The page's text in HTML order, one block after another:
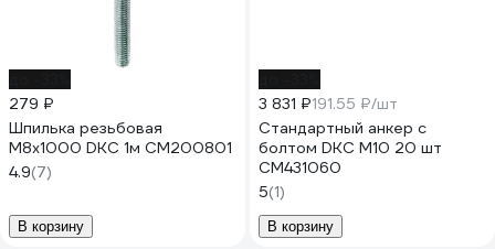
279 ₽
Шпилька резьбовая
М8х1000 DKC 1м CM200801
4.9(7)
В корзину
3 831 ₽191.55 ₽/шт
Стандартный анкер с
болтом DKC М10 20 шт
CM431060
5(1)
В корзину